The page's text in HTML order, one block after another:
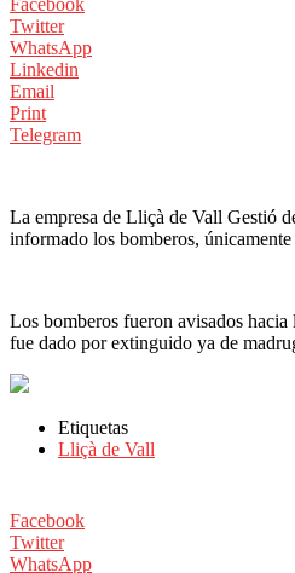
Twitter
WhatsApp
Linkedin
Email
Print
Telegram
La empresa de Lliçà de Vall Gestió
informado los bomberos,
Los bomberos fueron avisados
fue dado por extinguido ya de
Etiquetas
Lliçà de Vall
Facebook
Twitter
WhatsApp